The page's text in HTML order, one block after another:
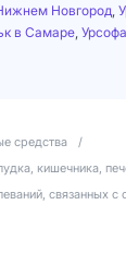
Новгород
в Самаре
средства
/
кишечника,
связанных с